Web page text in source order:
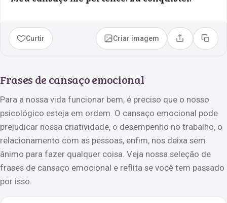
Curtir Criar imagem Compartilhar
Copiar
Frases de cansaço emocional
Para a nossa vida funcionar bem, é preciso que o nosso
psicológico esteja em ordem. O cansaço emocional pode
prejudicar nossa criatividade, o desempenho no trabalho, o
relacionamento com as pessoas, enfim, nos deixa sem
ânimo para fazer qualquer coisa. Veja nossa seleção de
frases de cansaço emocional e reflita se você tem passado
por isso.